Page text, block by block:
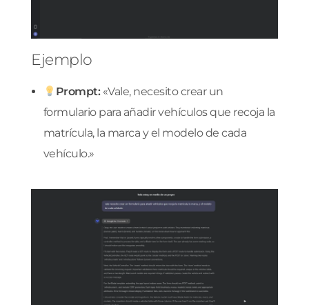
Ejemplo
Prompt: «Vale, necesito crear un
formulario para añadir vehículos que recoja la
matrícula, la marca y el modelo de cada
vehículo.»